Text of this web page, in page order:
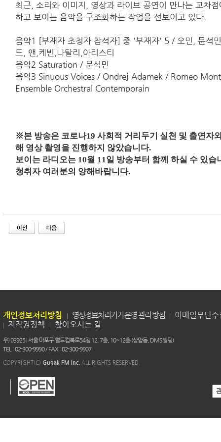
최근, 소리와 이미지, 영상과 라이브 공연이 만나는 교차
하고 보이는 음악을 구조화하는 작업을 선보이고 있다.
음악1 [부재자 초청자 참석자] 중 '부재자' 5 / 오민, 문석
드, 앤,케빈,나탈리,아리스티
음악2 Saturation / 문석민
음악3 Sinuous Voices / Ondrej Adamek / Romeo
Ensemble Orchestral Contemporain
※본 방송은 코로나19 사회적 거리두기 실천 및 출연자
해 영상 촬영을 진행하지 않았습니다.
보이는 라디오는 10월 11일 방송부터 함께 하실 수 있습
청취자 여러분의 양해바랍니다.
개인정보처리방침 영상정보처리기기 운영 관리 방침
이메일무단
저작권정책
찾아오시는 길
우) 03925 | 서울 마포구 월드컵북로54길 12, 7층, 10~12층 (상암동, DMS빌딩)
TEL : 02-300-9990 / FAX : 02-300-9907
COPYRIGHT(C) Gugak FM Inc. ALL RIGHTS RESERVED.